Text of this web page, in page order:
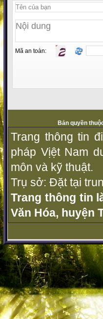
Mã an toàn:
Bản quyền
Trang thông tin
pháp Vịệt Nam
môn và kỹ thuật.
Trụ sở: Đặt tại
Trang thông tin
Văn Hóa, huyện